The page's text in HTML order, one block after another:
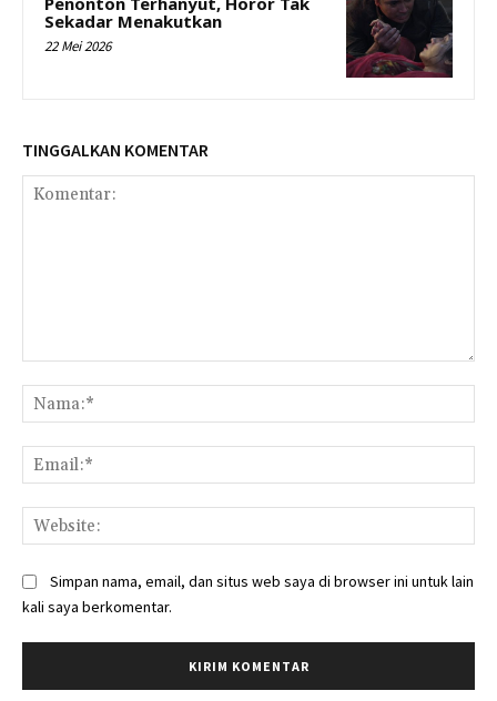
Sekadar Menakutkan
22 Mei 2026
TINGGALKAN KOMENTAR
Simpan nama, email, dan situs web saya di browser ini untuk lain
kali saya berkomentar.